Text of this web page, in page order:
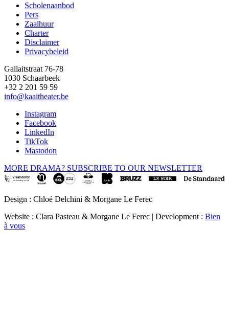
Footer
Scholenaanbod
Pers
Zaalhuur
Charter
Disclaimer
Privacybeleid
Gallaitstraat 76-78
1030 Schaarbeek
+32 2 201 59 59
info@kaaitheater.be
Instagram
Facebook
LinkedIn
TikTok
Mastodon
MORE DRAMA? SUBSCRIBE TO OUR NEWSLETTER
Design : Chloé Delchini & Morgane Le Ferec
Website : Clara Pasteau & Morgane Le Ferec | Development : Bien
à vous